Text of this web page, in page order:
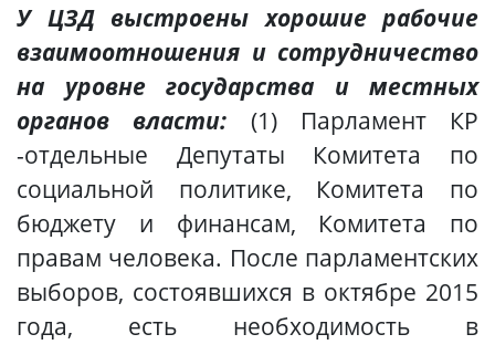
У ЦЗД выстроены хорошие рабочие
взаимоотношения и сотрудничество
на уровне государства и местных
органов власти: (1) Парламент КР
-отдельные Депутаты Комитета по
социальной политике, Комитета по
бюджету и финансам, Комитета по
правам человека. После парламентских
выборов, состоявшихся в октябре 2015
года, есть необходимость в